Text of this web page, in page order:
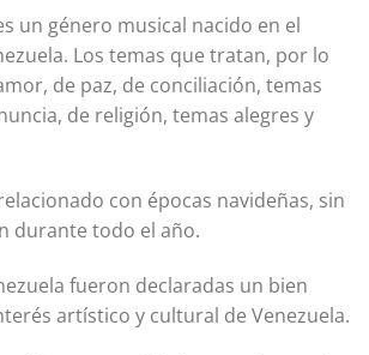
un género musical nacido en el
Los temas que tratan, por lo
de paz, de conciliación, temas
de religión, temas alegres y
con épocas navideñas, sin
durante todo el año.
fueron declaradas un bien
artístico y cultural de Venezuela.